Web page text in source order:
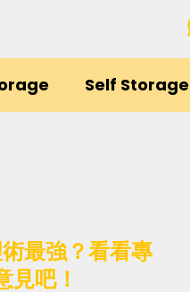
Self Storage
最強？看看專
見吧！